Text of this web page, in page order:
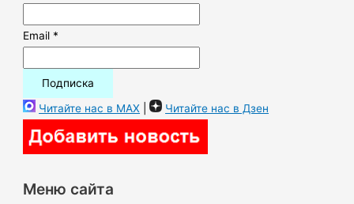
Email *
Читайте нас в MAX | Читайте нас в Дзен
Меню сайта